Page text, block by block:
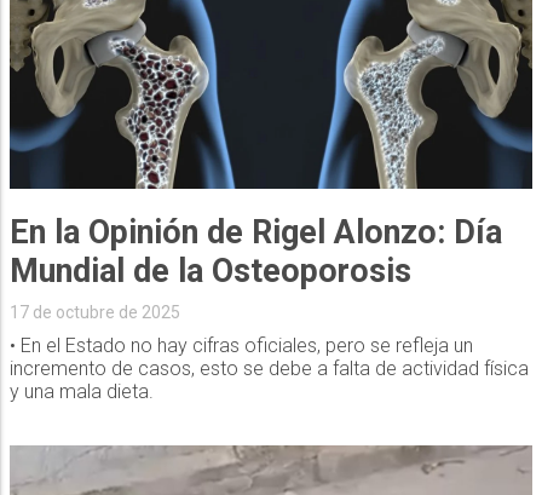
En la Opinión de Rigel Alonzo: Día
Mundial de la Osteoporosis
17 de octubre de 2025
• En el Estado no hay cifras oficiales, pero se refleja un
incremento de casos, esto se debe a falta de actividad física
y una mala dieta.